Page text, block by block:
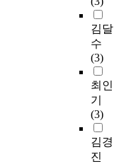
김달
수
(3)
최인
기
(3)
김경
진